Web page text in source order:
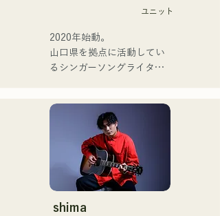
Suehiro (Guitar) của the
của xanadoo.
[ĐĨA ĐƠN MỚI]
World is Love," sẽ được
phát hành vào ngày 25
tháng 6 năm 2025.
躍中。世界的有名なオーデ
ゴットタレント」で日本人
の芸人史上初のゴールデン
ブザーを獲得し、その後ス
もゴールデンブザーを獲得
した、ノボせもんなべの応
援歌「ゴールデンブザー」
や、アメリカ留学時代の心
友とコライトした本格的カ
ントリーソング「Life Goes
それらの楽曲を揃えた自身
ユニット
2020年始動。
山口県を拠点に活動してい
るシンガーソングライター
ユニット
コロナ禍に入り、音楽で山
口県を盛り上げたいという
思いからユニットを始動。
当初は動画配信サイトでの
活動のみだったが、2020年
12月より、山口県の地元イ
shima